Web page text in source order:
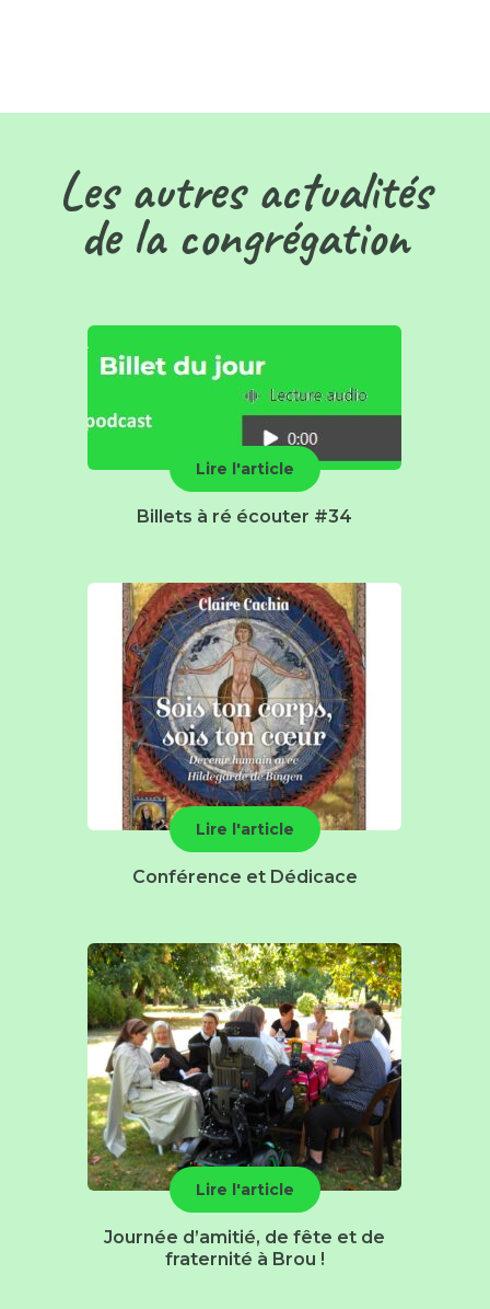
Les autres actualités
de la congrégation
Lire l'article
Billets à ré écouter #34
Lire l'article
Conférence et Dédicace
Lire l'article
Journée d’amitié, de fête et de
fraternité à Brou !